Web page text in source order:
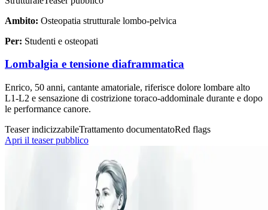
Ambito: Osteopatia strutturale lombo-pelvica
Per: Studenti e osteopati
Lombalgia e tensione diaframmatica
Enrico, 50 anni, cantante amatoriale, riferisce dolore lombare alto
L1-L2 e sensazione di costrizione toraco-addominale durante e dopo
le performance canore.
Teaser indicizzabileTrattamento documentatoRed flags
Apri il teaser pubblico